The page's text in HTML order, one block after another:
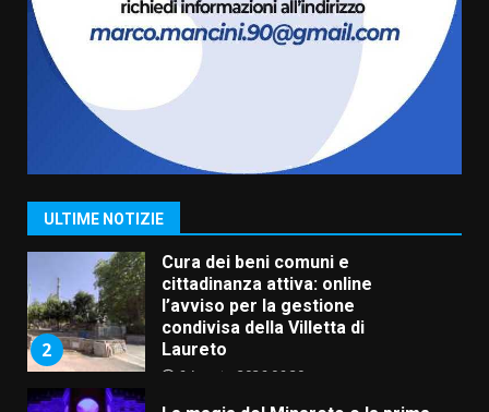
ULTIME NOTIZIE
5 Agosto 2026 06:10
Grazia Neglia, coordinatrice
cittadina di Fratelli d’Italia,
pronta a tornare in Consiglio
6 Agosto 2026 08:00
2
Cura dei beni comuni e
cittadinanza attiva: online
condivisa della Villetta di
Laureto
6 Agosto 2026 06:20
La magia del Minareto e la prima
assoluta de “L’Albergo